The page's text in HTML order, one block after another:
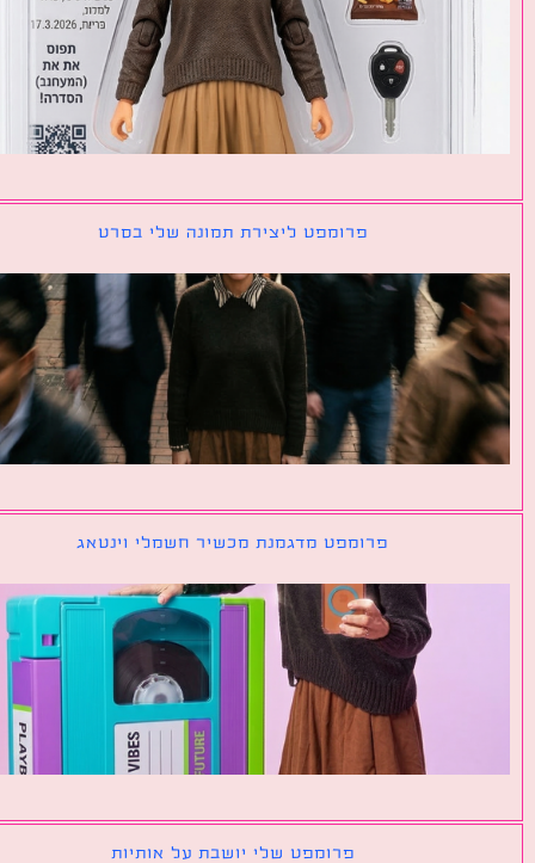
פרומפט ליצירת תמונה שלי בסרט
פרומפט מדגמנת מכשיר חשמלי וינטאג
פרומפט שלי יושבת על אותיות